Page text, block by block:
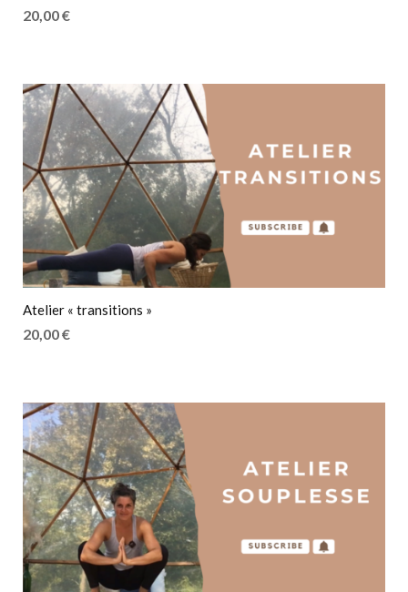
20,00€
Atelier « transitions »
20,00€